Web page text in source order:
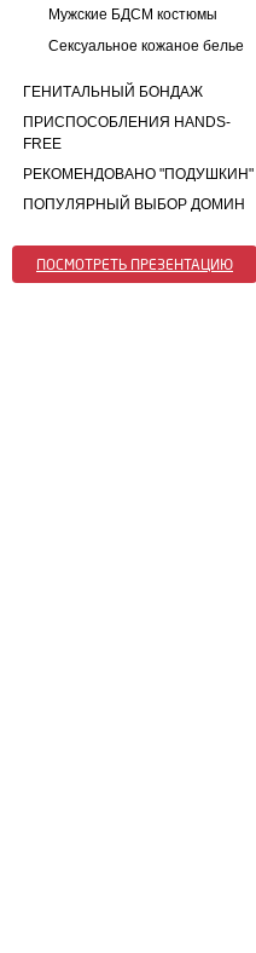
Мужские БДСМ костюмы
Сексуальное кожаное белье
ГЕНИТАЛЬНЫЙ БОНДАЖ
ПРИСПОСОБЛЕНИЯ HANDS-
FREE
РЕКОМЕНДОВАНО "ПОДУШКИН"
ПОПУЛЯРНЫЙ ВЫБОР ДОМИН
ПОСМОТРЕТЬ ПРЕЗЕНТАЦИЮ